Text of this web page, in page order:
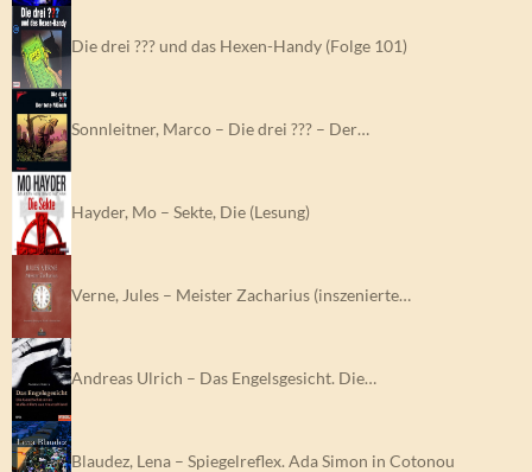
Die drei ??? und das Hexen-Handy (Folge 101)
Sonnleitner, Marco – Die drei ??? – Der…
Hayder, Mo – Sekte, Die (Lesung)
Verne, Jules – Meister Zacharius (inszenierte…
Andreas Ulrich – Das Engelsgesicht. Die…
Blaudez, Lena – Spiegelreflex. Ada Simon in Cotonou